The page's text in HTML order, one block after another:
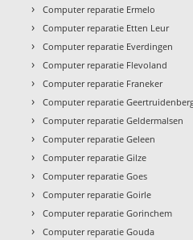
› Computer reparatie Ermelo
› Computer reparatie Etten Leur
› Computer reparatie Everdingen
› Computer reparatie Flevoland
› Computer reparatie Franeker
› Computer reparatie
› Computer reparatie Geldermalsen
› Computer reparatie Geleen
› Computer reparatie Gilze
› Computer reparatie Goes
› Computer reparatie Goirle
› Computer reparatie Gorinchem
› Computer reparatie Gouda